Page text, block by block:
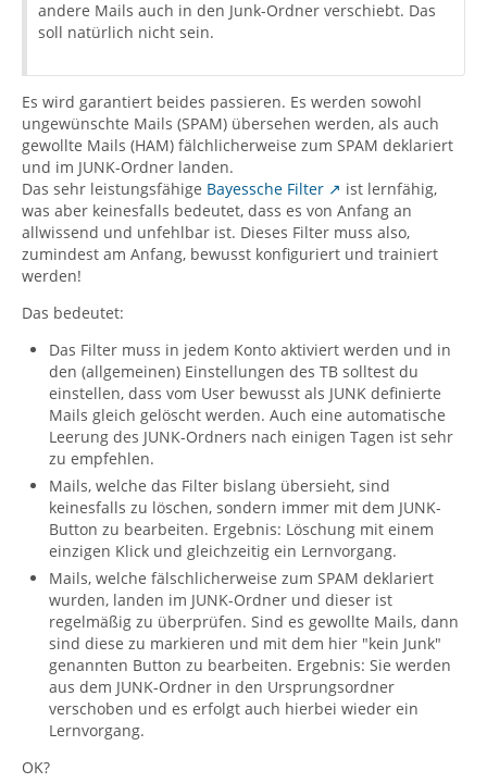
andere Mails auch in den Junk-Ordner verschiebt. Das
soll natürlich nicht sein.
Es wird garantiert beides passieren. Es werden sowohl
ungewünschte Mails (SPAM) übersehen werden, als auch
gewollte Mails (HAM) fälchlicherweise zum SPAM deklariert
und im JUNK-Ordner landen.
Das sehr leistungsfähige Bayessche Filter
ist lernfähig,
was aber keinesfalls bedeutet, dass es von Anfang an
allwissend und unfehlbar ist. Dieses Filter muss also,
zumindest am Anfang, bewusst konfiguriert und trainiert
werden!
Das bedeutet:
Das Filter muss in jedem Konto aktiviert werden und in
den (allgemeinen) Einstellungen des TB solltest du
einstellen, dass vom User bewusst als JUNK definierte
Mails gleich gelöscht werden. Auch eine automatische
Leerung des JUNK-Ordners nach einigen Tagen ist sehr
zu empfehlen.
Mails, welche das Filter bislang übersieht, sind
keinesfalls zu löschen, sondern immer mit dem JUNK-
Button zu bearbeiten. Ergebnis: Löschung mit einem
einzigen Klick und gleichzeitig ein Lernvorgang.
Mails, welche fälschlicherweise zum SPAM deklariert
wurden, landen im JUNK-Ordner und dieser ist
regelmäßig zu überprüfen. Sind es gewollte Mails, dann
sind diese zu markieren und mit dem hier "kein Junk"
genannten Button zu bearbeiten. Ergebnis: Sie werden
aus dem JUNK-Ordner in den Ursprungsordner
verschoben und es erfolgt auch hierbei wieder ein
Lernvorgang.
OK?